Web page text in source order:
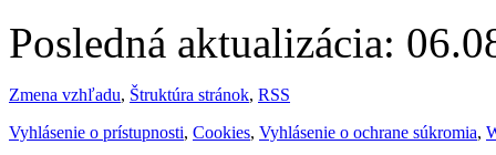
Posledná aktualizácia:
Zmena vzhľadu, Štruktúra stránok, RSS
Vyhlásenie o prístupnosti, Cookies, Vyhlásenie o ochrane súkromia,